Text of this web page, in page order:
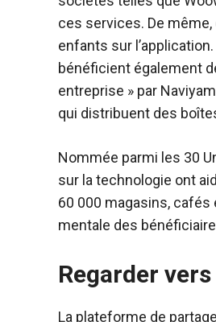
ces services. De
enfants sur
bénéficient également
entreprise » par
qui distribuent des
Nommée parmi les 30
sur la technologie ont
60 000 magasins,
mentale des
Regarder
La plateforme de